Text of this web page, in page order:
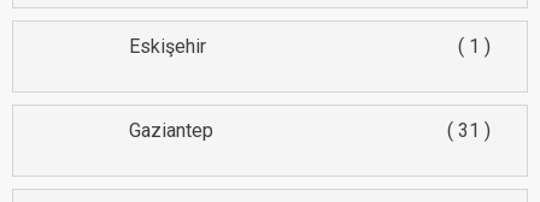
Eskişehir 1
Gaziantep 31